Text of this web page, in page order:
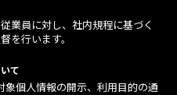
業員に対し、社内規程に基づく
を行います。
て
象個人情報の開示、利用目的の通